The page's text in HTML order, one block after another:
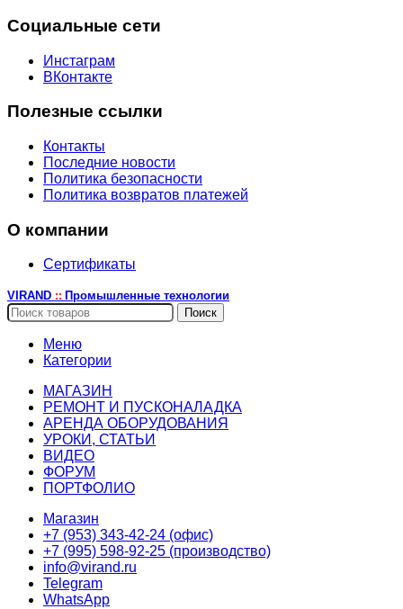
Социальные сети
Инстаграм
ВКонтакте
Полезные ссылки
Контакты
Последние новости
Политика безопасности
Политика возвратов платежей
О компании
Сертификаты
VIRAND :: Промышленные технологии
Поиск
Меню
Категории
МАГАЗИН
РЕМОНТ И ПУСКОНАЛАДКА
АРЕНДА ОБОРУДОВАНИЯ
УРОКИ, СТАТЬИ
ВИДЕО
ФОРУМ
ПОРТФОЛИО
Магазин
+7 (953) 343-42-24 (офис)
+7 (995) 598-92-25 (производство)
info@virand.ru
Telegram
WhatsApp